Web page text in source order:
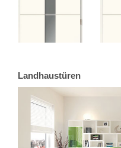
Landhaustüren